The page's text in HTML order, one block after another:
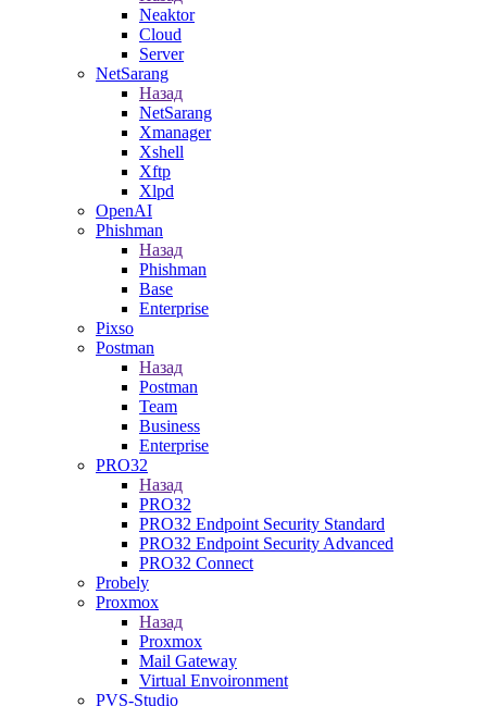
Neaktor
Cloud
Server
NetSarang
Назад
NetSarang
Xmanager
Xshell
Xftp
Xlpd
OpenAI
Phishman
Назад
Phishman
Base
Enterprise
Pixso
Postman
Назад
Postman
Team
Business
Enterprise
PRO32
Назад
PRO32
PRO32 Endpoint Security Standard
PRO32 Endpoint Security Advanced
PRO32 Connect
Probely
Proxmox
Назад
Proxmox
Mail Gateway
Virtual Envoironment
PVS-Studio